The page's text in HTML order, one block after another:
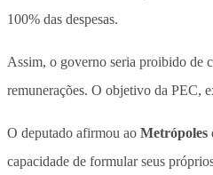
100% das despesas.
Assim, o governo seria proibido de
remunerações. O objetivo da PEC,
O deputado afirmou ao Metrópoles
capacidade de formular seus